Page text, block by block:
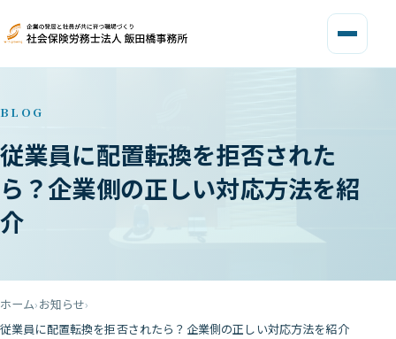
BLOG
従業員に配置転換を拒否された
ら？企業側の正しい対応方法を紹
介
ホーム お知らせ
従業員に配置転換を拒否されたら？企業側の正しい対応方法を紹介